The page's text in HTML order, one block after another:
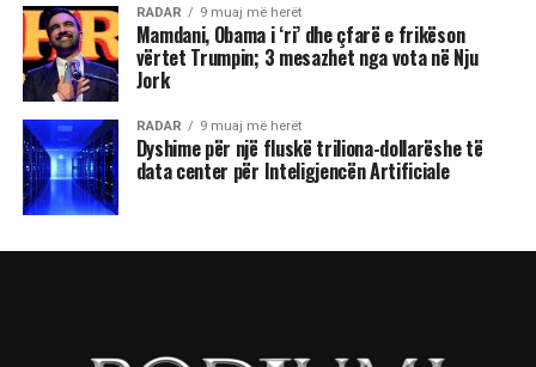
RADAR 9 muaj më herët
Mamdani, Obama i ‘ri’ dhe çfarë e frikëson
vërtet Trumpin; 3 mesazhet nga vota në Nju
Jork
RADAR 9 muaj më herët
Dyshime për një fluskë triliona-dollarëshe të
data center për Inteligjencën Artificiale